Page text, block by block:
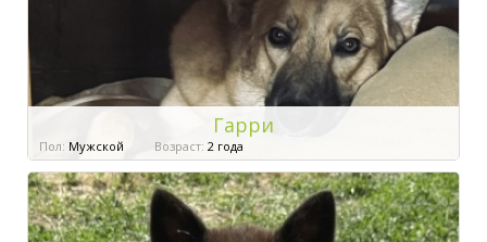
Гарри
Пол: Мужской Возраст: 2 года